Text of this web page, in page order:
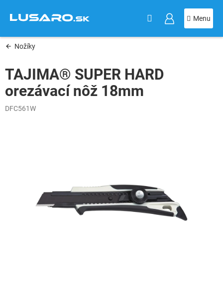
obsah
Nožíky
TAJIMA® SUPER HARD
orezávací nôž 18mm
DFC561W